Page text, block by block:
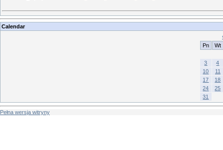
Calendar
Pn
Wt
3
4
10
11
17
18
24
25
31
Pełna wersja witryny